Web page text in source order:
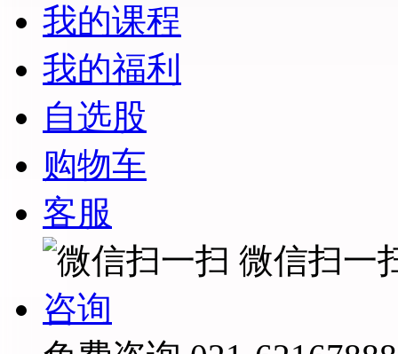
我的课程
我的福利
自选股
购物车
客服
微信扫一
咨询